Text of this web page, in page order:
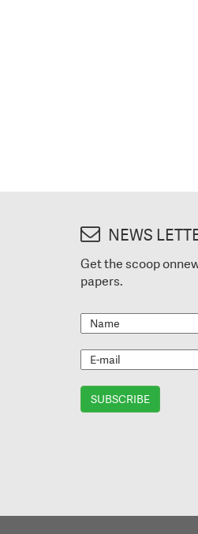
NEWS
Get the scoop
papers.